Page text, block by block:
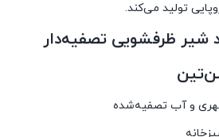
تولید می‌کند.
شیر ظرفشویی تصفیه‌دار
و آب تصفیه‌شده